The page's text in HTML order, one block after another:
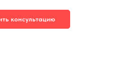
консультацию